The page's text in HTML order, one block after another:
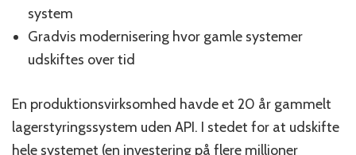
system
Gradvis modernisering hvor gamle systemer
udskiftes over tid
En produktionsvirksomhed havde et 20 år gammelt
lagerstyringssystem uden API. I stedet for at udskifte
hele systemet (en investering på flere millioner